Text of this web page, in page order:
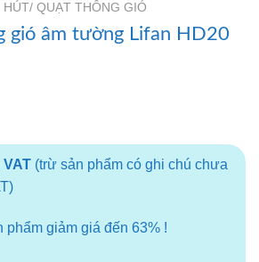
HÚT/ QUẠT THÔNG GIÓ
gió âm tường Lifan HD20
(trừ sản phẩm có ghi chú chưa
phẩm giảm giá đến 63% !